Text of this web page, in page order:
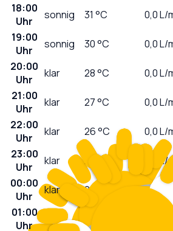
18:00
Uhr
sonnig 31 °C 0,0L/
19:00
Uhr
sonnig 30°C 0,0L/
20:00
Uhr
klar 28°C 0,0L/
21:00
Uhr
klar 27°C 0,0L/
22:00
Uhr
klar 26°C 0,0L/
23:00
Uhr
klar 25 °C L/m²
00:00
Uhr
klar 25 0,0L/m²
01:00
Uhr
klar